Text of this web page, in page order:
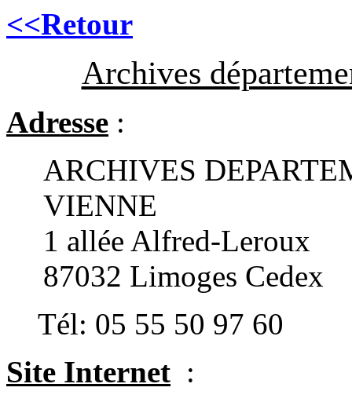
<<Retour
Archives
Adresse :
ARCHIVES
VIENNE
1 allée Alfred-Leroux
87032 Limoges Cedex
Tél: 05 55 50 97 60
Site Internet :